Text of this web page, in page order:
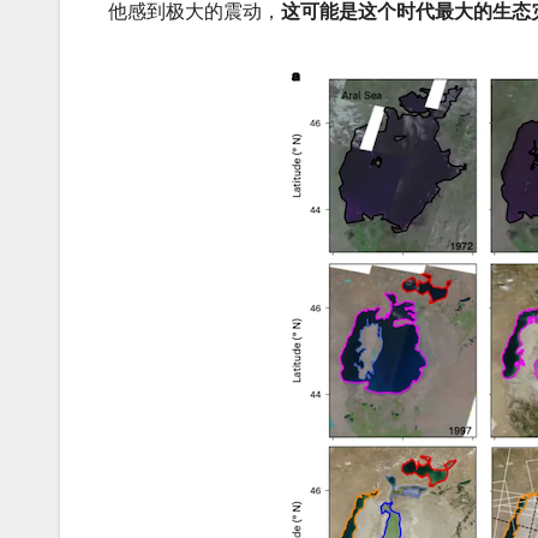
他感到极大的震动， 这可能是这个时代最大的生态